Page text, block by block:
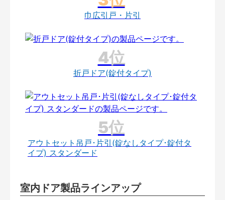
巾広引戸・片引
折戸ドア(錠付タイプ)
アウトセット吊戸･片引(錠なしタイプ･錠付タ
イプ) スタンダード
室内ドア製品ラインアップ